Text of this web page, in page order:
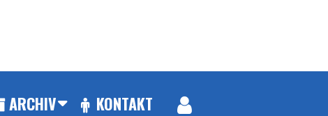
ARCHIV KONTAKT